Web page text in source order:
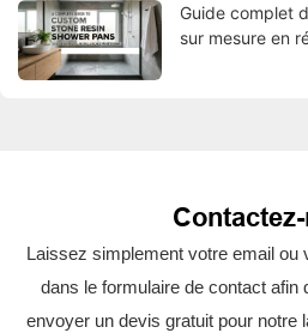
Guide complet
sur mesure en
Laissez simplement votre email ou
dans le formulaire de contact afin
envoyer un devis gratuit pour notre